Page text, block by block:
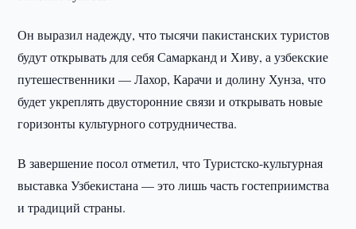
Он выразил надежду, что тысячи пакистанских туристов
будут открывать для себя Самарканд и Хиву, а узбекские
путешественники — Лахор, Карачи и долину Хунза, что
будет укреплять двусторонние связи и открывать новые
горизонты культурного сотрудничества.
В завершение посол отметил, что Туристско-культурная
выставка Узбекистана — это лишь часть гостеприимства
и традиций страны.